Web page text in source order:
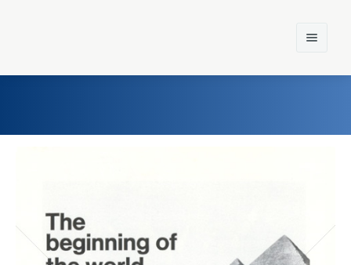
Marken
Konzerne